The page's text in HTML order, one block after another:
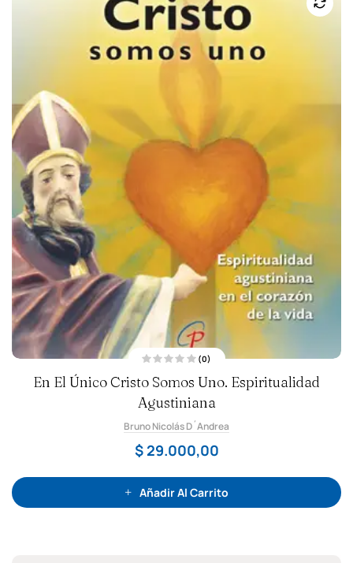
a
l
o
r
d
o
o
n
d
5
(0)
En El Único Cristo Somos Uno. Espiritualidad
Agustiniana
Bruno Nicolás D´Andrea
$29.000,00
Añadir Al Carrito